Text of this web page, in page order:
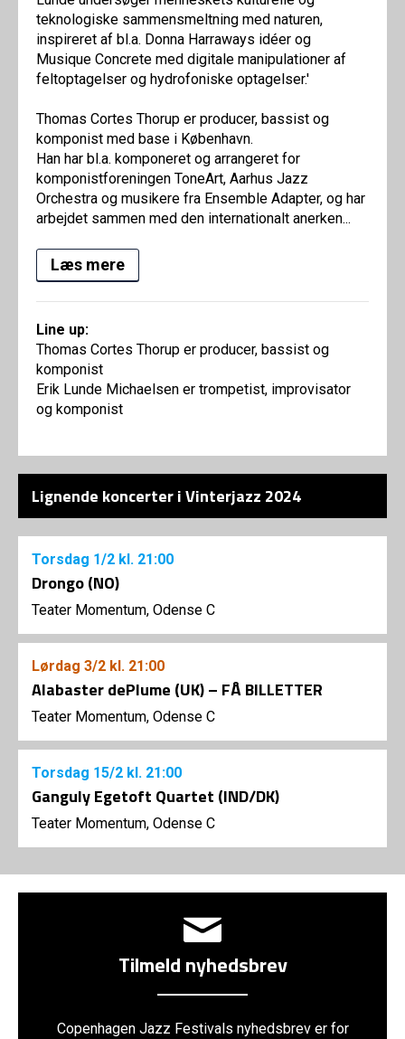
teknologiske sammensmeltning med naturen,
inspireret af bl.a. Donna Harraways idéer og
Musique Concrete med digitale manipulationer af
feltoptagelser og hydrofoniske optagelser.'
Thomas Cortes Thorup er producer, bassist og
komponist med base i København.
Han har bl.a. komponeret og arrangeret for
komponistforeningen ToneArt, Aarhus Jazz
Orchestra og musikere fra Ensemble Adapter, og har
arbejdet sammen med den internationalt anerken...
Læs mere
Line up:
Thomas Cortes Thorup er producer, bassist og
komponist
Erik Lunde Michaelsen er trompetist, improvisator
og komponist
Lignende koncerter i Vinterjazz 2024
Torsdag 1/2 kl. 21:00
Drongo (NO)
Teater Momentum, Odense C
Lørdag 3/2 kl. 21:00
Alabaster dePlume (UK) – FÅ BILLETTER
Teater Momentum, Odense C
Torsdag 15/2 kl. 21:00
Ganguly Egetoft Quartet (IND/DK)
Teater Momentum, Odense C
Tilmeld nyhedsbrev
Copenhagen Jazz Festivals nyhedsbrev er for